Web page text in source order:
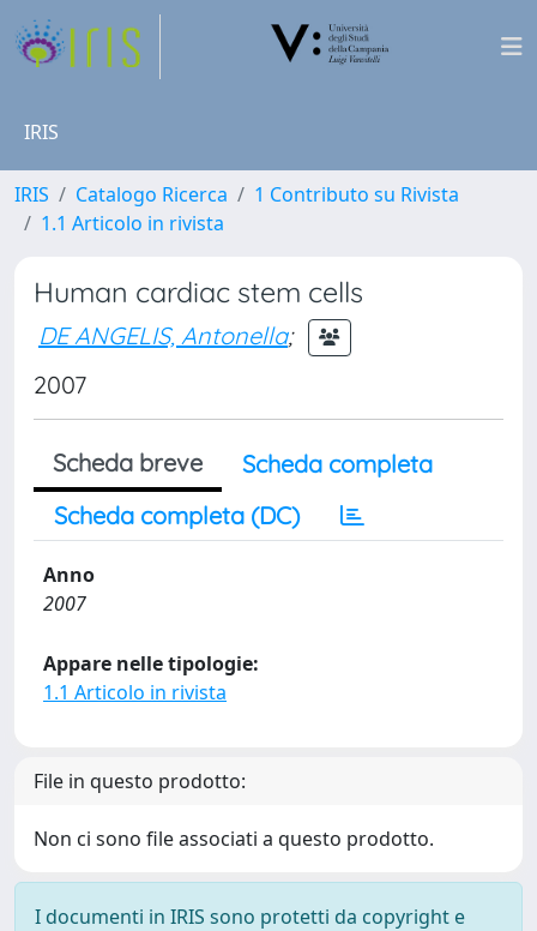
IRIS
IRIS Catalogo Ricerca
1 Contributo su Rivista
1.1 Articolo in rivista
Human cardiac stem cells
DE ANGELIS, Antonella;
2007
Scheda breve
Scheda completa
Scheda completa (DC)
Anno
2007
Appare nelle tipologie:
1.1 Articolo in rivista
File in questo prodotto:
Non ci sono file associati a questo prodotto.
I documenti in IRIS sono protetti da copyright e